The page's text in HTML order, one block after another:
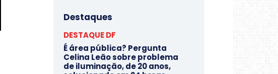
Destaques
DESTAQUE DF
É área pública? Pergunta
Celina Leão sobre problema
de iluminação, de 20 anos,